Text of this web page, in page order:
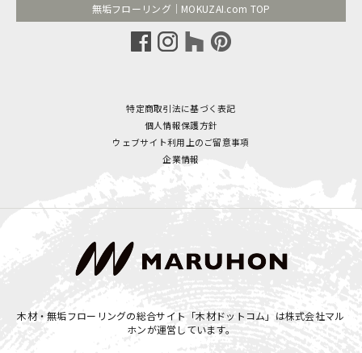
無垢フローリング｜MOKUZAI.com TOP
特定商取引法に基づく表記
個人情報保護方針
ウェブサイト利用上のご留意事項
企業情報
木材・無垢フローリングの総合サイト「木材ドットコム」は株式会社マル
ホンが運営しています。